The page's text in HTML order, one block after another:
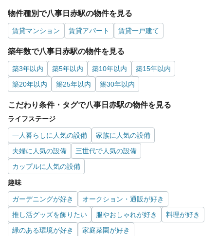
物件種別で八事日赤駅の物件を見る
賃貸マンション 賃貸アパート 賃貸一戸建て
築年数で八事日赤駅の物件を見る
築3年以内 築5年以内 築10年以内
築15年以内
築20年以内
築25年以内 築30年以内
こだわり条件・タグで八事日赤駅の物件を見る
ライフステージ
一人暮らしに人気の設備
家族に人気の設備
夫婦に人気の設備
三世代で人気の設備
カップルに人気の設備
趣味
ガーデニングが好き
オークション・通販が好き
推し活グッズを飾りたい
服やおしゃれが好き
料理が好き
緑のある環境が好き
家庭菜園が好き